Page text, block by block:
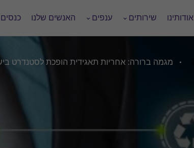
אודותינו שירותים ענפים האנשים שלנו כנסים
מגמה ברורה: אחריות תאגידית הופכת לסטנדרט